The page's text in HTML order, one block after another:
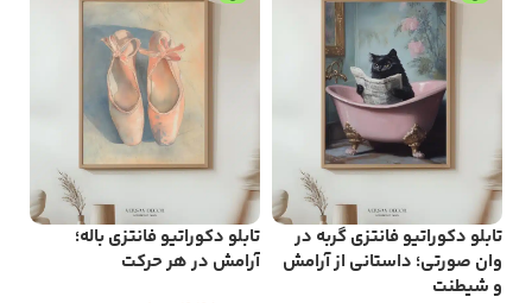
تابلو دکوراتیو فانتزی گربه در
وان صورتی؛ داستانی از آرامش
و شیطنت
تابلو دکوراتیو فانتزی باله؛
آرامش در هر حرکت